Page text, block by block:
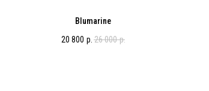
Blumarine
20 800 р. 26 000 р.